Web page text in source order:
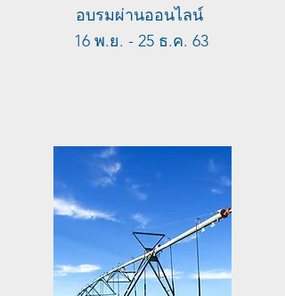
อบรมผ่านออนไลน์
16 พ.ย. - 25 ธ.ค. 63